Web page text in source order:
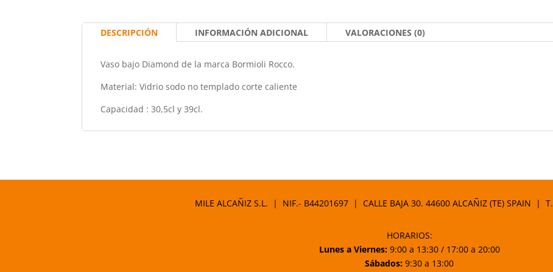
DESCRIPCIÓN INFORMACIÓN ADICIONAL VALORACIONES (0)
Vaso bajo Diamond de la marca Bormioli Rocco.
Material: Vidrio sodo no templado corte caliente
Capacidad : 30,5cl y 39cl.
MILE ALCAÑIZ S.L. | NIF.- B44201697 | CALLE BAJA 30. 44600 ALCAÑIZ (TE) SPAIN | T.
HORARIOS:
Lunes a Viernes:9:00 a 13:30 / 17:00 a 20:00
Sábados: 9:30 a 13:00